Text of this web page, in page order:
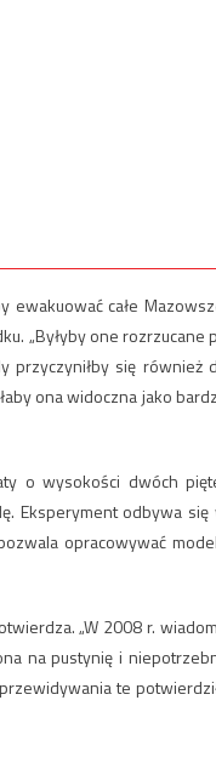
ewakuować całe
„Byłyby one rozrzucane
przyczyniłby się również
ona widoczna jako
o wysokości dwóch
Eksperyment odbywa się
opracowywać
„W 2008 r.
na pustynię i
te